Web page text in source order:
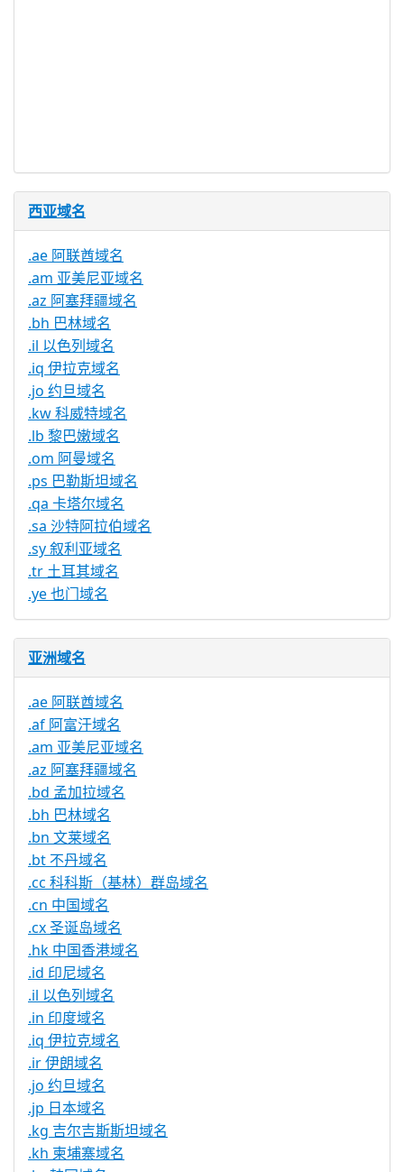
西亚域名
.ae 阿联酋域名
.am 亚美尼亚域名
.az 阿塞拜疆域名
.bh 巴林域名
.il 以色列域名
.iq 伊拉克域名
.jo 约旦域名
.kw 科威特域名
.lb 黎巴嫩域名
.om 阿曼域名
.ps 巴勒斯坦域名
.qa 卡塔尔域名
.sa 沙特阿拉伯域名
.sy 叙利亚域名
.tr 土耳其域名
.ye 也门域名
亚洲域名
.ae 阿联酋域名
.af 阿富汗域名
.am 亚美尼亚域名
.az 阿塞拜疆域名
.bd 孟加拉域名
.bh 巴林域名
.bn 文莱域名
.bt 不丹域名
.cc 科科斯（基林）群岛域名
.cn 中国域名
.cx 圣诞岛域名
.hk 中国香港域名
.id 印尼域名
.il 以色列域名
.in 印度域名
.iq 伊拉克域名
.ir 伊朗域名
.jo 约旦域名
.jp 日本域名
.kg 吉尔吉斯斯坦域名
.kh 柬埔寨域名